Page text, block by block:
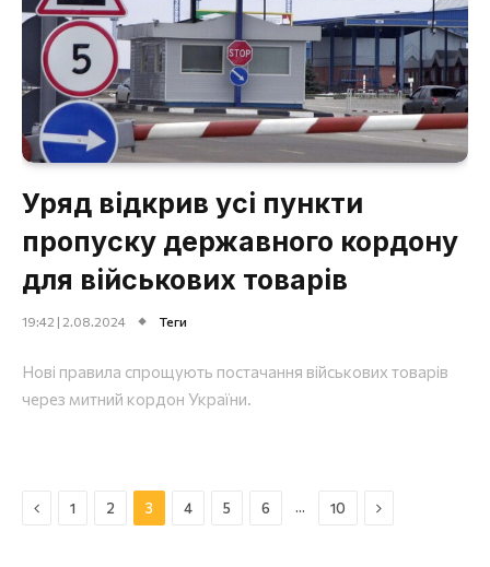
Уряд відкрив усі пункти
пропуску державного кордону
для військових товарів
19:42 | 2.08.2024 Теги
Нові правила спрощують постачання військових товарів
через митний кордон України.
Назад1 2 3 4 5 6 … 10 Далі